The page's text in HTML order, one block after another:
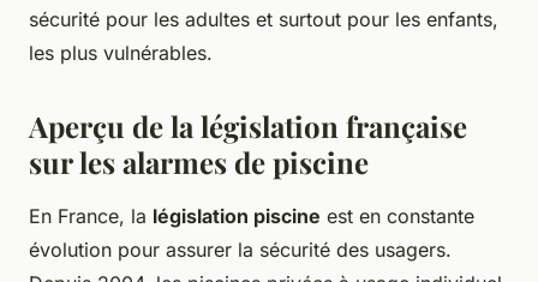
sécurité pour les adultes et surtout pour les enfants,
les plus vulnérables.
Aperçu de la législation française
sur les alarmes de piscine
En France, la législation piscine est en constante
évolution pour assurer la sécurité des usagers.